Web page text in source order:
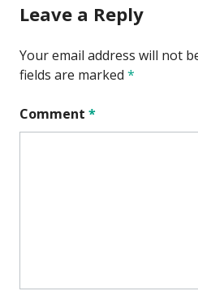
Leave a Reply
Your email address will not
fields are marked *
Comment *